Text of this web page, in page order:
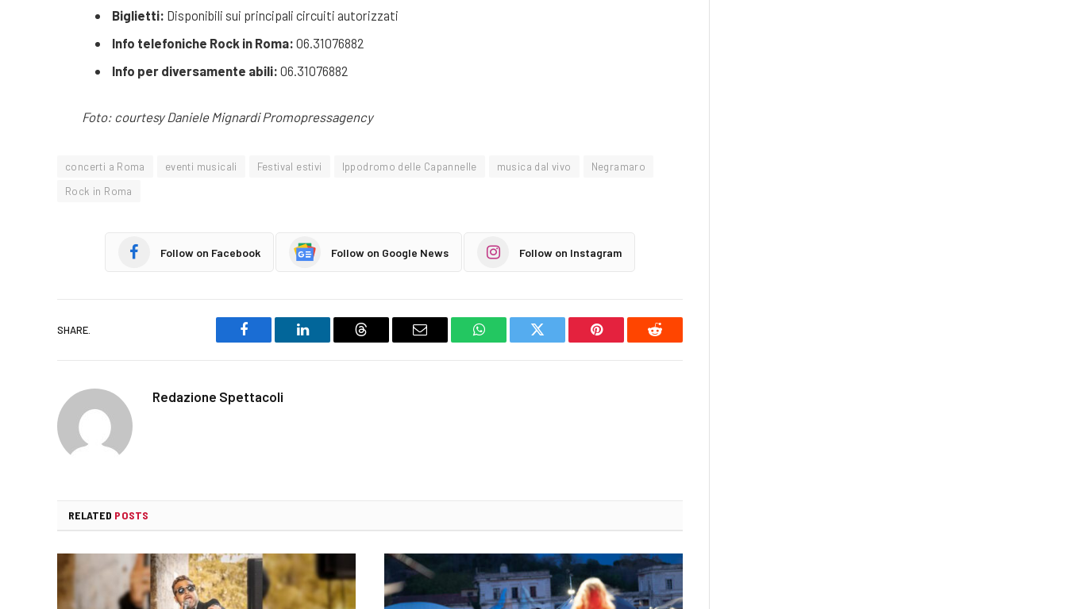
Biglietti: Disponibili sui principali circuiti autorizzati
Info telefoniche Rock in Roma: 06.31076882
Info per diversamente abili: 06.31076882
Foto: courtesy Daniele Mignardi Promopressagency
concerti a Roma eventi musicali Festival estivi Ippodromo delle Capannelle musica dal vivo
Negramaro
Rock in Roma
Follow on Facebook Follow on Google News Follow on Instagram
SHARE.
Facebook LinkedIn Threads Email WhatsAppTwitter Pinterest Reddit
Redazione Spettacoli
RELATED POSTS